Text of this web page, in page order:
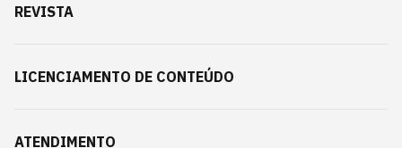
REVISTA
LICENCIAMENTO DE CONTEÚDO
ATENDIMENTO